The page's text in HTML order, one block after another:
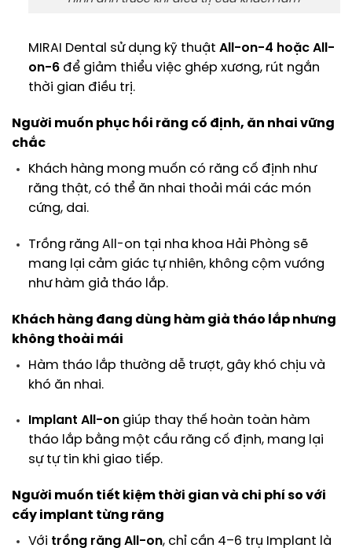
MIRAI Dental sử dụng kỹ thuật All-on-4 hoặc All-
on-6để giảm thiểu việc ghép xương, rút ngắn
thời gian điều trị.
Người muốn phục hồi răng cố định, ăn nhai vững
chắc
Khách hàng mong muốn có răng cố định như
răng thật, có thể ăn nhai thoải mái các món
cứng, dai.
Trồng răng All-on tại nha khoa Hải Phòng sẽ
mang lại cảm giác tự nhiên, không cộm vướng
như hàm giả tháo lắp.
Khách hàng đang dùng hàm giả tháo lắp nhưng
không thoải mái
Hàm tháo lắp thường dễ trượt, gây khó chịu và
khó ăn nhai.
Implant All-ongiúp thay thế hoàn toàn hàm
tháo lắp bằng một cầu răng cố định, mang lại
sự tự tin khi giao tiếp.
Người muốn tiết kiệm thời gian và chi phí so với
cấy implant từng răng
Với trồng răng All-on, chỉ cần 4–6 trụ Implant là